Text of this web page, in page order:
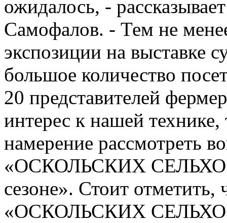
ожидалось, -
Самофалов. - Тем не
экспозиции на выставке
большое количество
20 представителей
интерес к нашей технике,
намерение рассмотреть
«ОСКОЛЬСКИХ
сезоне». Стоит отметить,
«ОСКОЛЬСКИХ